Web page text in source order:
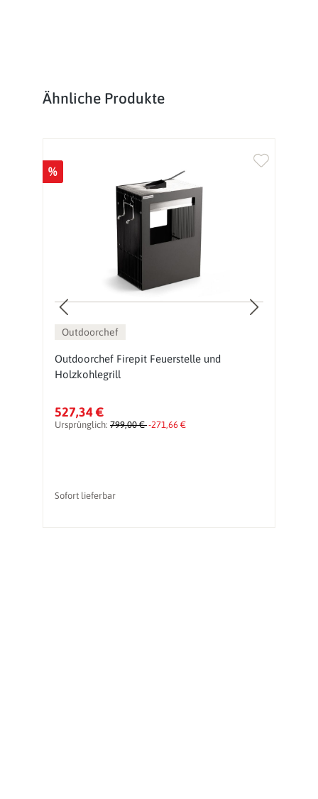
Produktgalerie überspringen
Ähnliche Produkte
%
Outdoorchef
Outdoorchef Firepit Feuerstelle und
Holzkohlegrill
527,34 €
Ursprünglich: 799,00 €-271,66 €
Sofort lieferbar